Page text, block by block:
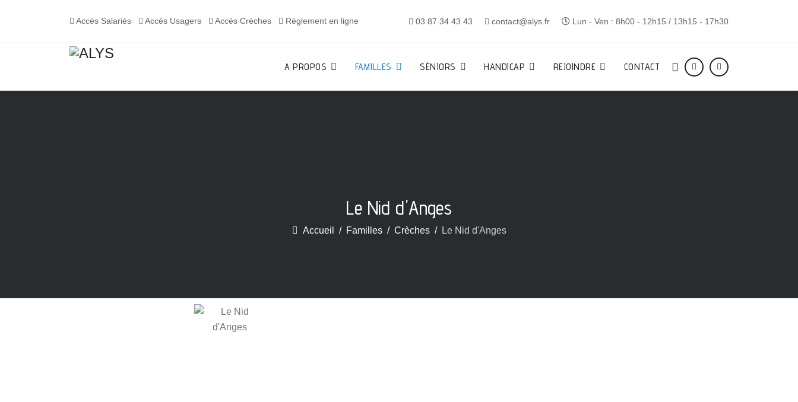
Accès Salariés Accès Usagers Accès Crèches Réglement en ligne 03 87 34 43 43 contact@alys.fr Lun - Ven : 8h00 - 12h15 / 13h15 - 17h30
A PROPOS FAMILLES SÉNIORS HANDICAP REJOINDRE CONTACT
Le Nid d'Anges
Accueil Familles Crèches Le Nid d'Anges